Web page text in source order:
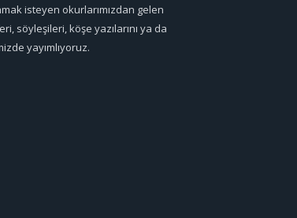
isteyen okurlarımızdan gelen
söyleşileri, köşe yazılarını ya da
yayımlıyoruz.